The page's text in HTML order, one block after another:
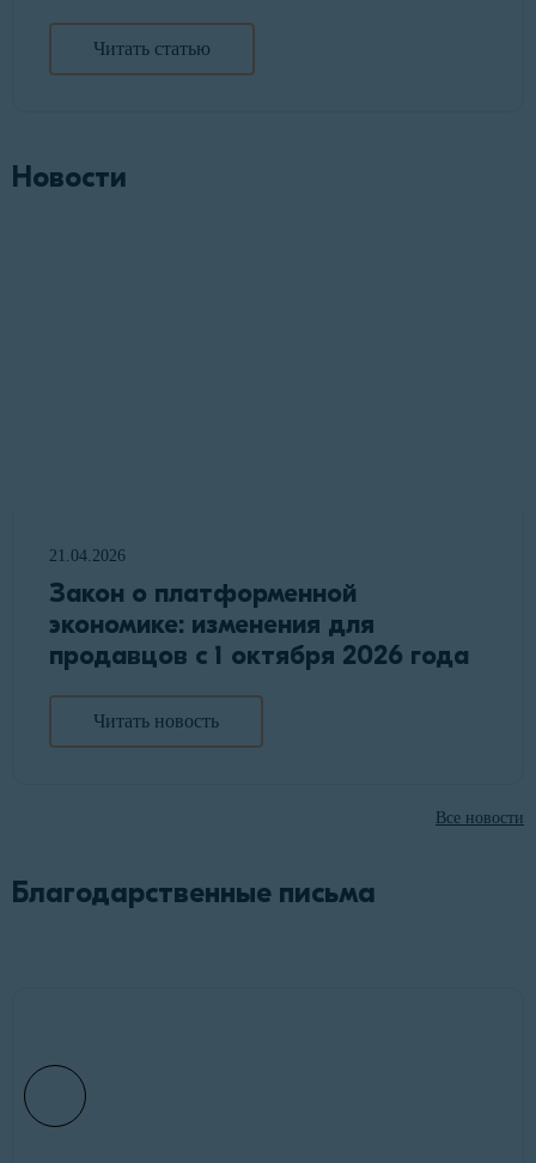
Читать статью
Новости
21.04.2026
Закон о платформенной
экономике: изменения для
продавцов с 1 октября 2026 года
Читать новость
Все новости
Благодарственные письма